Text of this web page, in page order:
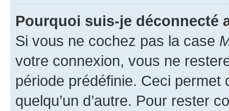
Pourquoi suis-je déconnecté
Si vous ne cochez pas la case
votre connexion, vous ne
période prédéfinie. Ceci permet
quelqu’un d’autre. Pour rester